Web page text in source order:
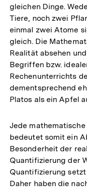
gleichen Dinge.
Tiere, noch zwei
einmal zwei Atome
gleich. Die
Realität absehen
Begriffen bzw.
Rechenunterrichts
dementsprechend
Platos als ein Apfel
Jede
bedeutet somit ein
Besonderheit der
Quantifizierung der
Quantifizierung
Daher haben die